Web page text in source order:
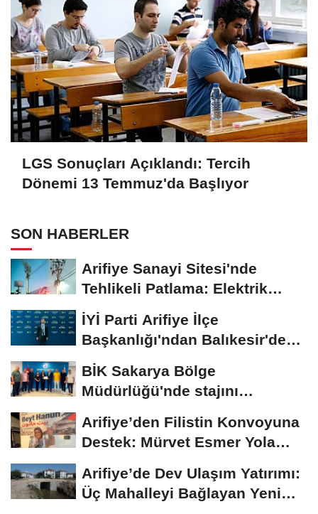
LGS Sonuçları Açıklandı: Tercih
Dönemi 13 Temmuz'da Başlıyor
SON HABERLER
Arifiye Sanayi Sitesi'nde
Tehlikeli Patlama: Elektrik
Altyapısı Çöktü,...
İYİ Parti Arifiye İlçe
Başkanlığı'ndan Balıkesir'deki
Büyük...
BİK Sakarya Bölge
Müdürlüğü'nde stajını
Arifiye’den Filistin Konvoyuna
Destek: Mürvet Esmer Yola
Arifiye’de Dev Ulaşım Yatırımı:
Üç Mahalleyi Bağlayan Yeni